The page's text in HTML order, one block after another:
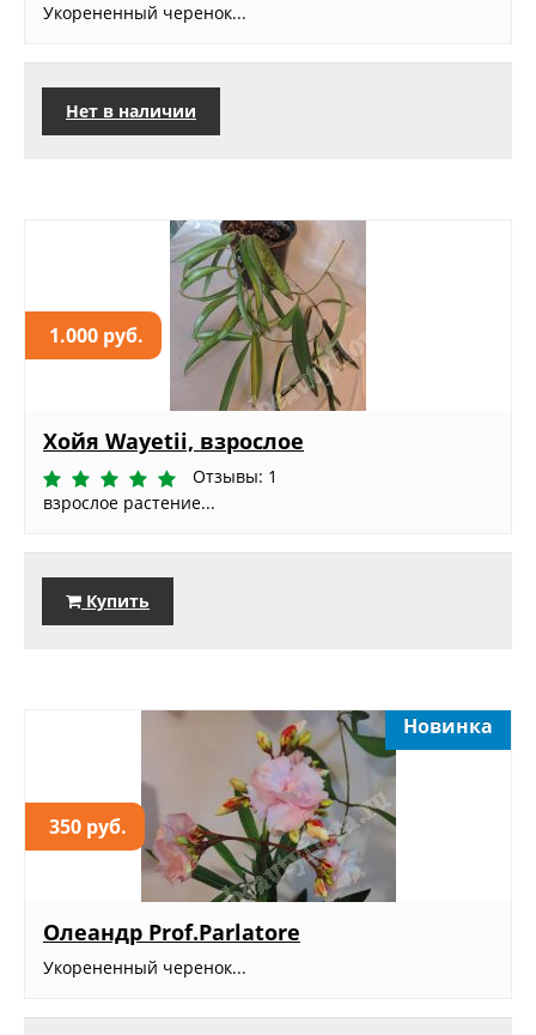
Укорененный черенок...
Нет в наличии
1.000 руб.
Хойя Wayetii, взрослое
Отзывы: 1
взрослое растение...
Купить
350 руб.
Новинка
Олеандр Prof.Parlatore
Укорененный черенок...